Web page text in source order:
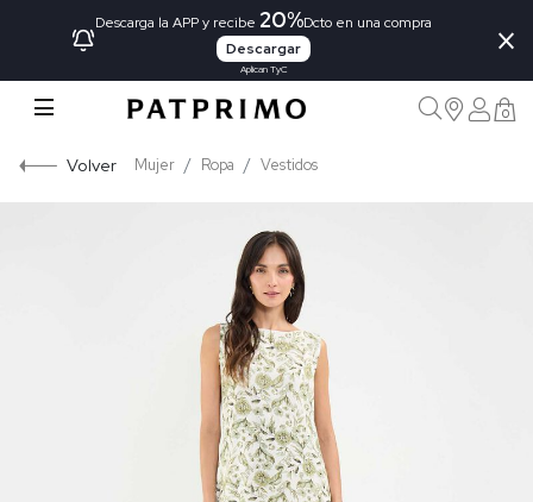
Descarga la APP y recibe 20%Dcto en una compra
Descargar
Aplican TyC
×
0
Volver Mujer Ropa Vestidos